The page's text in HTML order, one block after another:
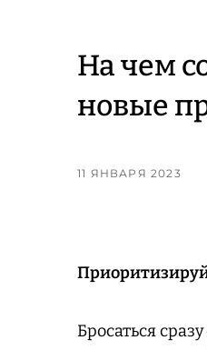
На чем
новые
11 ЯНВАРЯ 2023
Бросаться